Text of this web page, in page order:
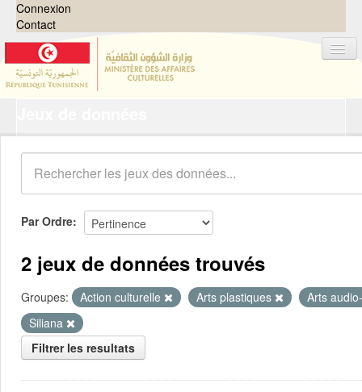
Connexion
Contact
Organisations
Groupes
Demandes 0
À propos
Par Ordre
2 jeux de données trouvés
Groupes: Action culturelle Arts plastiques
Arts
Siliana
Filtrer les resultats